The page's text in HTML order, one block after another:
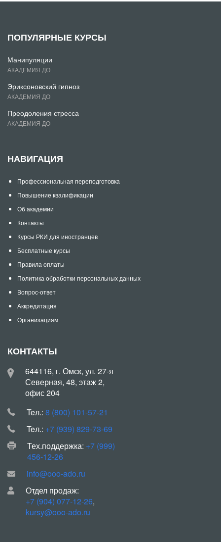
ПОПУЛЯРНЫЕ КУРСЫ
Манипуляции
АКАДЕМИЯ ДО
Эриксоновский гипноз
АКАДЕМИЯ ДО
Преодоления стресса
АКАДЕМИЯ ДО
НАВИГАЦИЯ
Профессиональная переподготовка
Повышение квалификации
Об академии
Контакты
Курсы РКИ для иностранцев
Бесплатные курсы
Правила оплаты
Политика обработки персональных данных
Вопрос-ответ
Аккредитация
Организациям
КОНТАКТЫ
644116, г. Омск, ул. 27-я
Северная, 48, этаж 2,
офис 204
Teл.: 8 (800) 101-57-21
Teл.: +7 (939) 829-73-69
Тех.поддержка: +7 (999)
456-12-26
info@ooo-ado.ru
Отдел продаж:
+7 (904) 077-12-26,
kursy@ooo-ado.ru